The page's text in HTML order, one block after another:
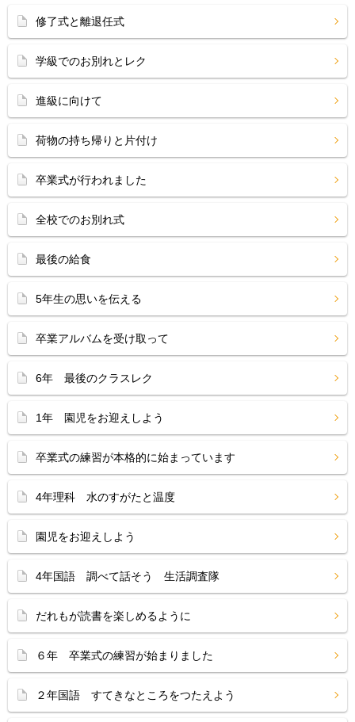
修了式と離退任式
学級でのお別れとレク
進級に向けて
荷物の持ち帰りと片付け
卒業式が行われました
全校でのお別れ式
最後の給食
5年生の思いを伝える
卒業アルバムを受け取って
6年 最後のクラスレク
1年 園児をお迎えしよう
卒業式の練習が本格的に始まっています
4年理科 水のすがたと温度
園児をお迎えしよう
4年国語 調べて話そう 生活調査隊
だれもが読書を楽しめるように
６年 卒業式の練習が始まりました
２年国語 すてきなところをつたえよう